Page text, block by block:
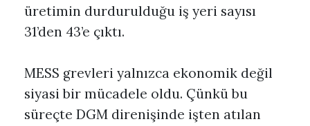
üretimin durdurulduğu iş yeri sayısı
31’den 43’e çıktı.
MESS grevleri yalnızca ekonomik değil
siyasi bir mücadele oldu. Çünkü bu
süreçte DGM direnişinde işten atılan